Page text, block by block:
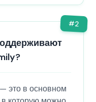
#2
это в основном